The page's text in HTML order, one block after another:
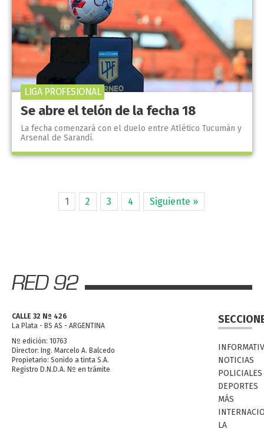
Se abre el telón de la fecha 18
La fecha comenzará con el duelo entre Atlético Tucumán y
Arsenal de Sarandí.
LIGA PROFESIONAL
1 2 3 4 Siguiente »
CALLE 32 Nº 426
La Plata - BS AS - ARGENTINA
Nº edición: 10763
Director: Ing. Marcelo A. Balcedo
Propietario: Sonido a tinta S.A.
Registro D.N.D.A. Nº en trámite
NOTICIAS
POLICIALES
DEPORTES
MÁS
LA